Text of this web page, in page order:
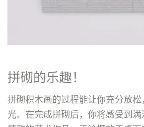
拼砌的乐趣！
拼砌积木画的过程能让你充分放
光。在完成拼砌后，你将感受到